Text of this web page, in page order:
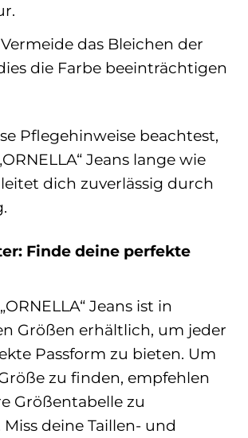
das Bleichen der
die Farbe beeinträchtigen
Pflegehinweise beachtest,
Jeans lange wie
dich zuverlässig durch
Finde deine perfekte
Jeans ist in
Größen erhältlich, um jeder
Passform zu bieten. Um
zu finden, empfehlen
Größentabelle zu
deine Taillen- und